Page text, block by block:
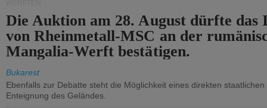
Die Auktion am 28. August dürfte das
von Rheinmetall-MSC an der
Mangalia-Werft bestätigen.
Bukarest
Ebenfalls zur Debatte steht die Möglichkeit eines direkten
Enteignung des Geländes.